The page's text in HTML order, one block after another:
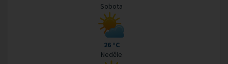
Sobota
26 °C
Neděle